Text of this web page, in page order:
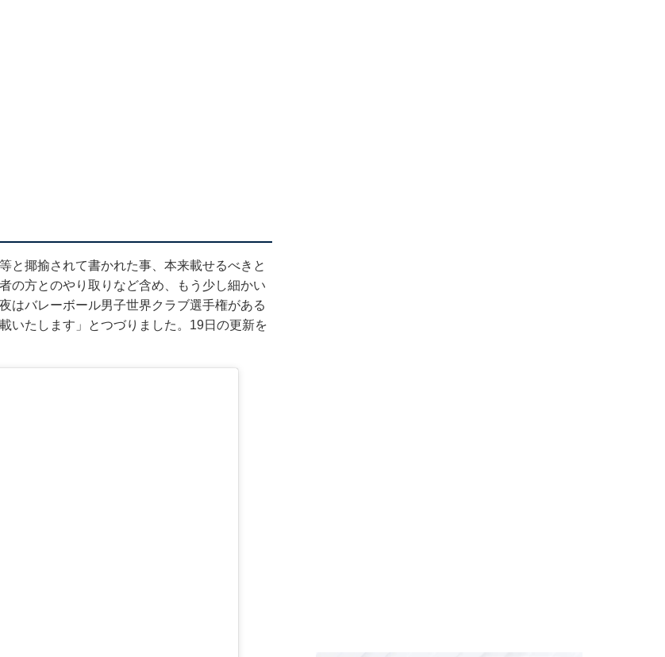
と揶揄されて書かれた事、本来載せるべきと
の方とのやり取りなど含め、もう少し細かい
はバレーボール男子世界クラブ選手権がある
たします」とつづりました。19日の更新を